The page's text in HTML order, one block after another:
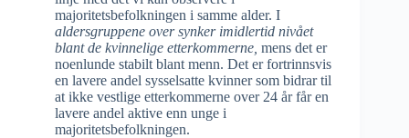
majoritetsbefolkningen i samme alder. I
aldersgruppene over synker imidlertid nivået
blant de kvinnelige etterkommerne, mens det er
noenlunde stabilt blant menn. Det er fortrinnsvis
en lavere andel sysselsatte kvinner som bidrar til
at ikke vestlige etterkommerne over 24 år får en
lavere andel aktive enn unge i
majoritetsbefolkningen.